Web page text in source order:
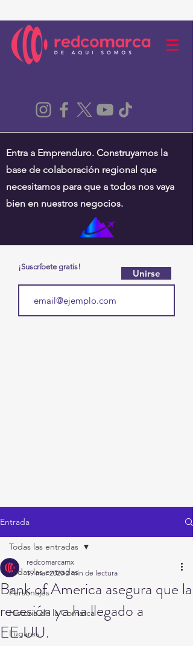
Entra a Emprenduro. Construyamos la
base de colaboración regional que
necesitamos para que a todos nos vaya
bien en nuestros negocios.
¡Suscríbete gratis!
Unirse
Entrada
Todas las entradas
Personajes
Historia de la Comarca
Lugares
Todas las entradas
Bank of America asegura que la
recesión ya ha llegado a
EE.UU.
redcomarcamx
19 mar 2020 2 min de lectura